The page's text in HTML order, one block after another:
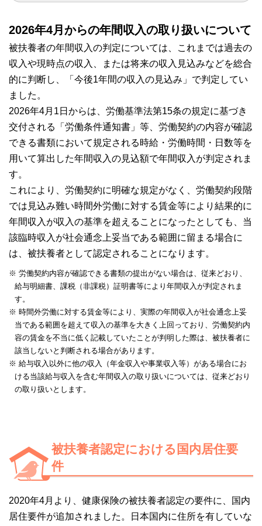
2026年4月からの年間収入の取り扱いについて
被扶養者の年間収入の判定については、これまでは過去の
収入や現時点の収入、または将来の収入見込みなどを総合
的に判断し、「今後1年間の収入の見込み」で判定してい
ました。
2026年4月1日からは、労働基準法第15条の規定に基づき
交付される「労働条件通知書」等、労働契約の内容が確認
できる書類において規定される時給・労働時間・日数等を
用いて算出した年間収入の見込額で年間収入が判定されま
す。
これにより、労働契約に明確な規定がなく、労働契約段階
では見込み難い時間外労働に対する賃金等により結果的に
年間収入が収入の基準を超えることになったとしても、当
該臨時収入が社会通念上妥当である範囲に留まる場合に
は、被扶養者として認定されることになります。
※ 労働契約内容が確認できる書類の提出がない場合は、従来どおり、
給与明細書、課税（非課税）証明書等により年間収入が判定されま
す。
※ 時間外労働に対する賃金等により、実際の年間収入が社会通念上妥
当である範囲を超えて収入の基準を大きく上回っており、労働契約内
容の賃金を不当に低く記載していたことが判明した際は、被扶養者に
該当しないと判断される場合があります。
※ 給与収入以外に他の収入（年金収入や事業収入等）がある場合にお
ける当該給与収入を含む年間収入の取り扱いについては、従来どおり
の取り扱いとします。
被扶養者認定における国内居住要
件
2020年4月より、健康保険の被扶養者認定の要件に、国内
居住要件が追加されました。日本国内に住所を有していな